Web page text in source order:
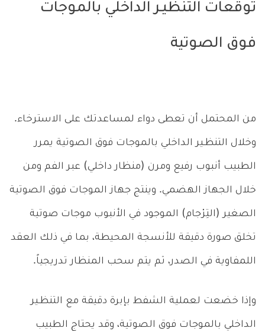
توقعات التنظيـر الداخلي بالموجات
فوق الصوتية
من المحتمل أن تعطى دواء لمساعدتك على الاسترخاء.
وخلال التنظـير الداخلي بالموجات فوق الصوتية يمرر
الطبيب أنبوب رفيع ومرن (منظار داخلي) عبر الفم ومن
خلال الجهاز الهضمي. وينتج جهاز الموجات فوق الصوتية
الصغير (التِرْجام) الموجود في الأنبوب موجات صوتية
تخلق صورة دقيقة للأنسجة المحيطة، بما في ذلك العقد
اللمفاوية في الصدر، ثم يتم سحب المنظار تدريجياً.
وإذا خضعت لعملية الشفط بإبرة دقيقة مع التنظـير
الداخلي بالموجات فوق الصوتية، وقد يحتاج الطبيب